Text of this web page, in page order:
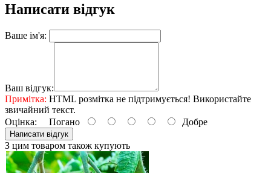
Написати відгук
Ваше ім'я:
Ваш відгук:
Примітка: HTML розмітка не підтримується! Використайте
звичайний текст.
Оцінка: Погано Добре
Написати відгук
З цим товаром також купують